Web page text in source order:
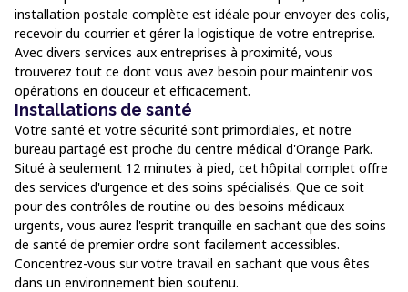
installation postale complète est idéale pour envoyer des colis,
recevoir du courrier et gérer la logistique de votre entreprise.
Avec divers services aux entreprises à proximité, vous
trouverez tout ce dont vous avez besoin pour maintenir vos
opérations en douceur et efficacement.
Installations de santé
Votre santé et votre sécurité sont primordiales, et notre
bureau partagé est proche du centre médical d'Orange Park.
Situé à seulement 12 minutes à pied, cet hôpital complet offre
des services d'urgence et des soins spécialisés. Que ce soit
pour des contrôles de routine ou des besoins médicaux
urgents, vous aurez l'esprit tranquille en sachant que des soins
de santé de premier ordre sont facilement accessibles.
Concentrez-vous sur votre travail en sachant que vous êtes
dans un environnement bien soutenu.